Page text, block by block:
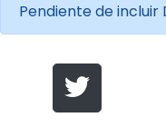
Pendiente de